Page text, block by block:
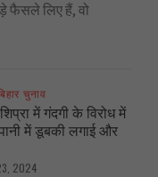
फैसले लिए हैं, वो
चुनाव
में गंदगी के विरोध में
में डूबकी लगाई और
2024